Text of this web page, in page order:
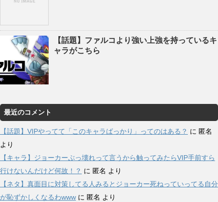
【話題】ファルコより強い上強を持っているキ
ャラがこちら
最近のコメント
【話題】VIPやってて「このキャラばっかり」ってのはある？ に 匿名
より
【キャラ】ジョーカーぶっ壊れって言うから触ってみたらVIP手前すら
行けないんだけど何故！？ に 匿名 より
【ネタ】真面目に対策してる人みるとジョーカー死ねっていってる自分
が恥ずかしくなるわwww に 匿名 より